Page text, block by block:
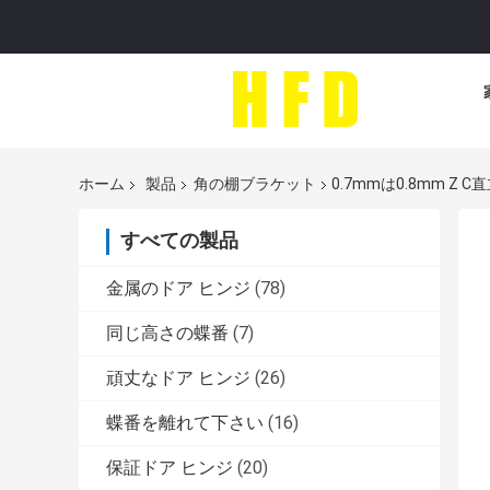
ホーム 製品 角の棚ブラケット 0.7mmは0.8mm Z C
すべての製品
金属のドア ヒンジ (78)
同じ高さの蝶番 (7)
頑丈なドア ヒンジ (26)
蝶番を離れて下さい (16)
保証ドア ヒンジ (20)